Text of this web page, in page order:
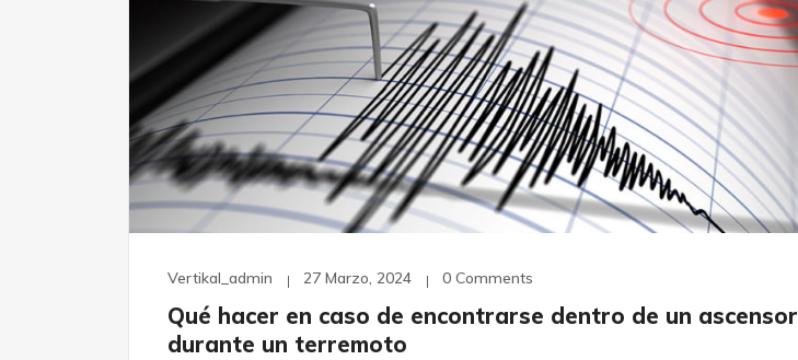
Vertikal_admin 27 Marzo, 2024 0 Comments
Qué hacer en caso de encontrarse dentro de un ascensor
durante un terremoto